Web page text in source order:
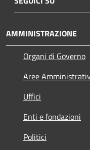
AMMINISTRAZIONE
Organi di Governo
Aree
Uffici
Enti e fondazioni
Politici